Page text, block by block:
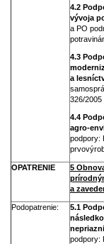
4.2
vývoja
a PO
4.3
a
326/2005
4.4
agro-
podpory:
OPATRENIE
5
a
Podopatrenie:
5.1
podpory: